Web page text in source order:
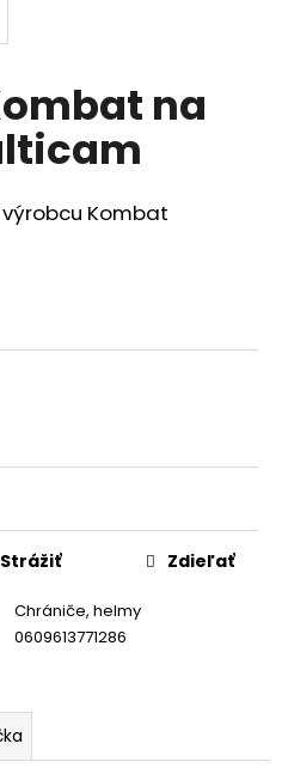
na
Kombat
Chrániče, helmy
0609613771286
Strážiť Zdieľať